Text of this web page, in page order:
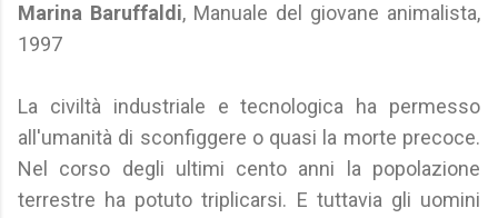
Marina Baruffaldi, Manuale del giovane animalista,
1997
La civiltà industriale e tecnologica ha permesso
all'umanità di sconfiggere o quasi la morte precoce.
Nel corso degli ultimi cento anni la popolazione
terrestre ha potuto triplicarsi. E tuttavia gli uomini